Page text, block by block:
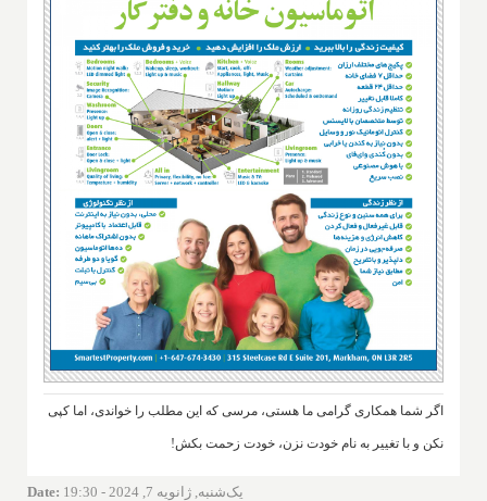
اگر شما همکاری گرامی ما هستی، مرسی که این مطلب را خواندی، اما کپی
نکن و با تغییر به نام خودت نزن، خودت زحمت بکش!
Date: یک‌شنبه, ژانویه 7, 2024 - 19:30